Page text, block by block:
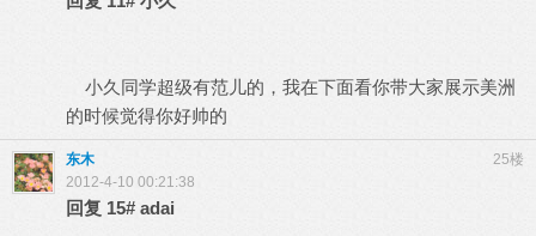
小久同学超级有范儿的，我在下面看你带大家展示美洲
的时候觉得你好帅的
25楼
东木
2012-4-10 00:21:38
回复 15# adai